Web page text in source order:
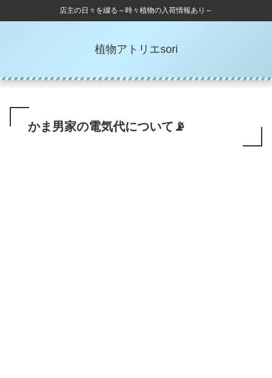
店主の日々を綴る～時々植物の入荷情報あり～
植物アトリエsori
かま男家の電気代について📡